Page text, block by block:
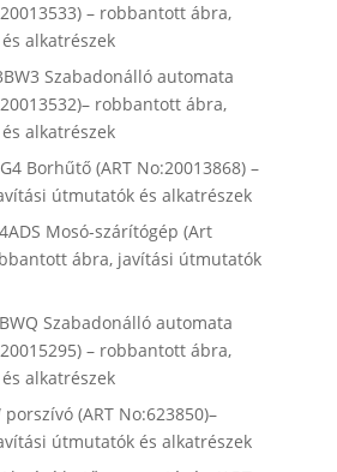
– robbantott ábra,
alkatrészek
Szabadonálló automata
robbantott ábra,
alkatrészek
Borhűtő (ART No:20013868) –
útmutatók és alkatrészek
Mosó-szárítógép (Art
ábra, javítási útmutatók
Szabadonálló automata
– robbantott ábra,
alkatrészek
porszívó (ART No:623850)–
útmutatók és alkatrészek